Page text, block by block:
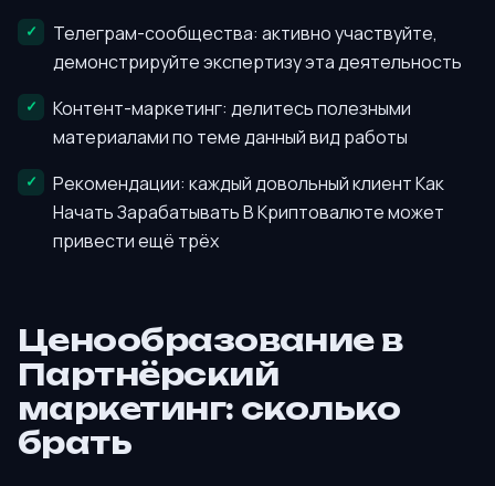
Телеграм-сообщества: активно участвуйте,
демонстрируйте экспертизу эта деятельность
Контент-маркетинг: делитесь полезными
материалами по теме данный вид работы
Рекомендации: каждый довольный клиент Как
Начать Зарабатывать В Криптовалюте может
привести ещё трёх
Ценообразование в
Партнёрский
маркетинг: сколько
брать